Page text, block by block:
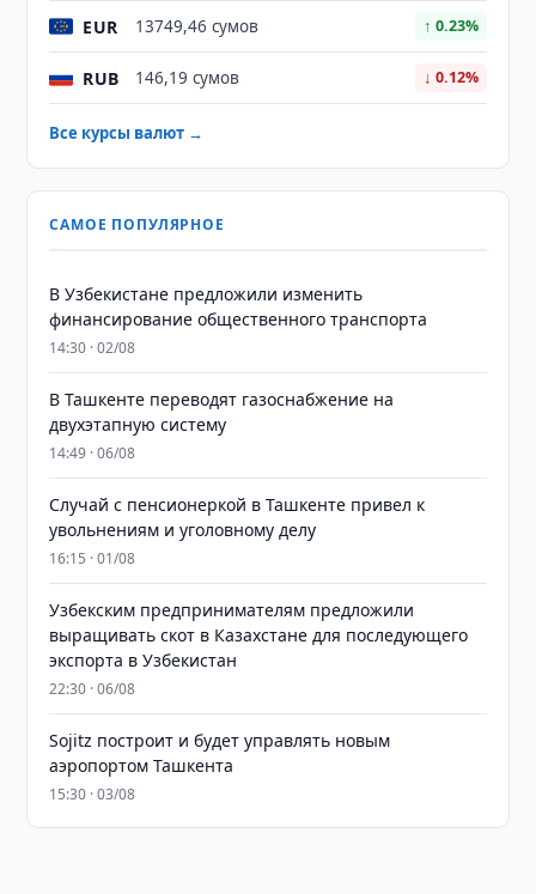
EUR 13749,46 сумов ↑ 0.23%
RUB 146,19 сумов ↓ 0.12%
Все курсы валют →
САМОЕ ПОПУЛЯРНОЕ
В Узбекистане предложили изменить
финансирование общественного транспорта
14:30 · 02/08
В Ташкенте переводят газоснабжение на
двухэтапную систему
14:49 · 06/08
Случай с пенсионеркой в Ташкенте привел к
увольнениям и уголовному делу
16:15 · 01/08
Узбекским предпринимателям предложили
выращивать скот в Казахстане для последующего
экспорта в Узбекистан
22:30 · 06/08
Sojitz построит и будет управлять новым
аэропортом Ташкента
15:30 · 03/08